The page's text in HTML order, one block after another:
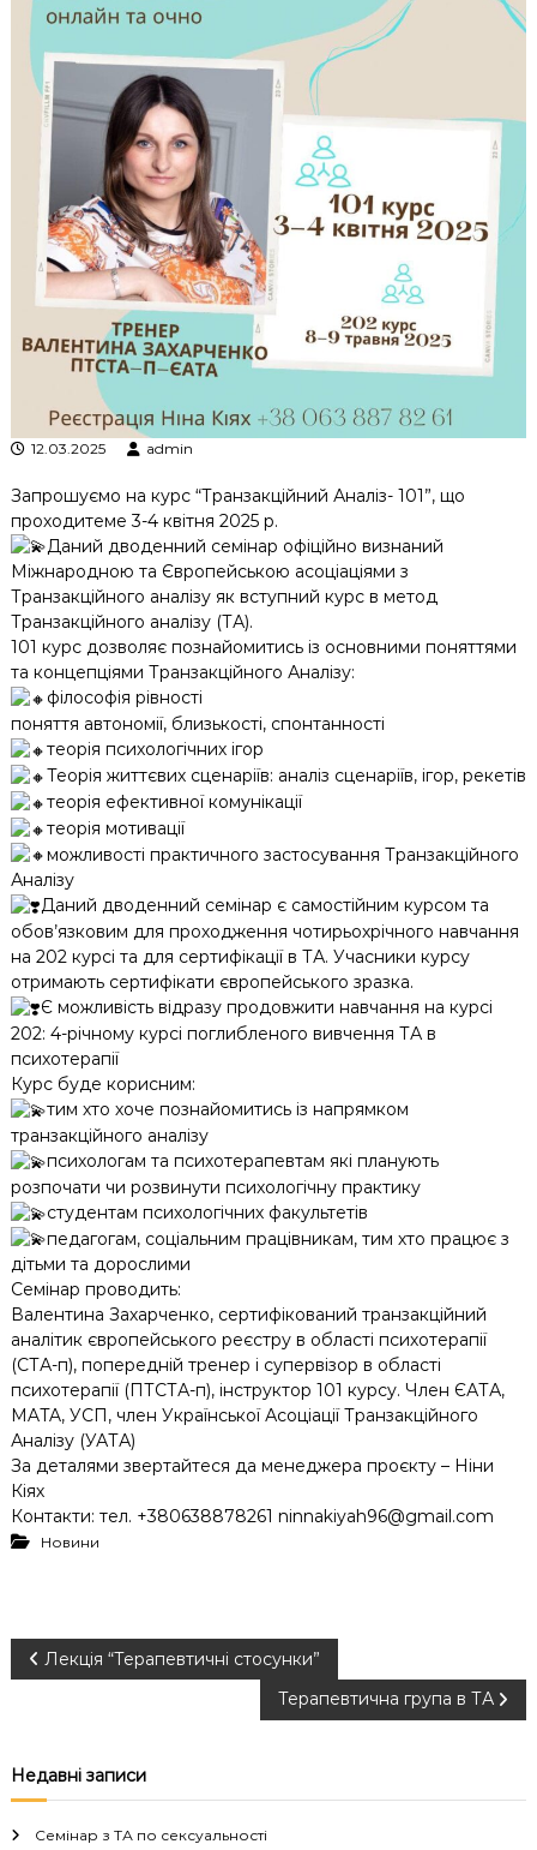
к
і
й
н
о
г
о
а
н
а
л
і
з
12.03.2025 admin
Запрошуємо на курс “Транзакційний Аналіз- 101”, що
проходитеме 3-4 квітня 2025 р.
Даний дводенний семінар офіційно визнаний
Міжнародною та Європейською асоціаціями з
Транзакційного аналізу як вступний курс в метод
Транзакційного аналізу (ТА).
101 курс дозволяє познайомитись із основними поняттями
та концепціями Транзакційного Аналізу:
філософія рівності
поняття автономії, близькості, спонтанності
теорія психологічних ігор
Теорія життєвих сценаріїв: аналіз сценаріїв, ігор, рекетів
теорія ефективної комунікації
теорія мотивації
можливості практичного застосування Транзакційного
Аналізу
Даний дводенний семінар є самостійним курсом та
обов’язковим для проходження чотирьохрічного навчання
на 202 курсі та для сертифікації в ТА. Учасники курсу
отримають сертифікати європейського зразка.
Є можливість відразу продовжити навчання на курсі
202: 4-річному курсі поглибленого вивчення ТА в
психотерапії
Курс буде корисним:
тим хто хоче познайомитись із напрямком
транзакційного аналізу
психологам та психотерапевтам які планують
розпочати чи розвинути психологічну практику
студентам психологічних факультетів
педагогам, соціальним працівникам, тим хто працює з
дітьми та дорослими
Семінар проводить:
Валентина Захарченко, сертифікований транзакційний
аналітик європейського реєстру в області психотерапії
(СТА-п), попередній тренер і супервізор в області
психотерапії (ПТСТА-п), інструктор 101 курсу. Член ЄАТА,
MATA, УСП, член Української Асоціації Транзакційного
Аналізу (УАТА)
За деталями звертайтеся да менеджера проєкту – Ніни
Кіях
Контакти: тел. +380638878261 ninnakiyah96@gmail.com
Новини
Н
в
і
Лекція “Терапевтичні стосунки”
Терапевтична група в ТА
Недавні записи
Семінар з ТА по сексуальності